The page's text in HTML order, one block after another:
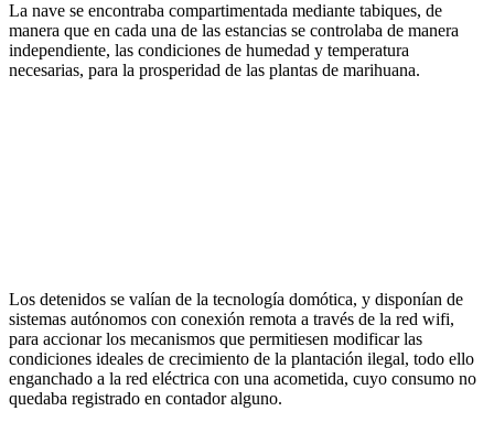
La nave se encontraba compartimentada mediante tabiques, de
manera que en cada una de las estancias se controlaba de manera
independiente, las condiciones de humedad y temperatura
necesarias, para la prosperidad de las plantas de marihuana.
Los detenidos se valían de la tecnología domótica, y disponían de
sistemas autónomos con conexión remota a través de la red wifi,
para accionar los mecanismos que permitiesen modificar las
condiciones ideales de crecimiento de la plantación ilegal, todo ello
enganchado a la red eléctrica con una acometida, cuyo consumo no
quedaba registrado en contador alguno.